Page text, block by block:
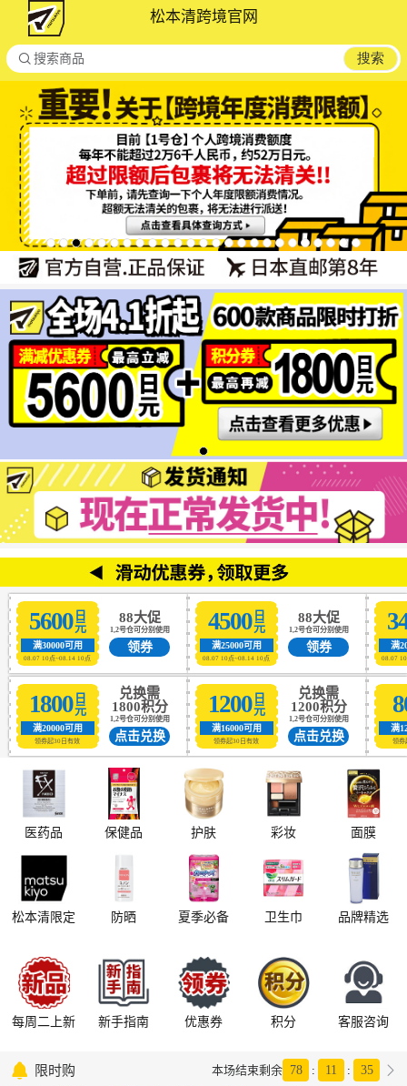
松本清跨境官网
 搜索商品 搜索
5600日元
满30000可用
08.07 10点~08.14 10点
88大促
1,2号仓可分别使用
领券
4500日元
满25000可用
08.07 10点~08.14 10点
88大促
1,2号仓可分别使用
领券 满
08.07
1800日元
满20000可用
领券起30日有效
兑换需
1800积分
1,2号仓可分别使用
点击兑换
1200日元
满16000可用
领券起30日有效
兑换需
1200积分
1,2号仓可分别使用
点击兑换
满
领券
医药品 保健品 护肤 彩妆 面膜
松本清限定 防晒 夏季必备 卫生巾 品牌精选
每周二上新 新手指南 优惠券 积分 客服咨询
 限时购 本场结束剩余 78 : 11 : 34 